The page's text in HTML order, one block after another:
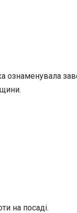
ознаменувала
на посаді.